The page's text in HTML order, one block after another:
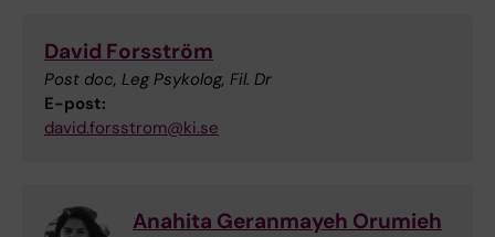
David Forsström
Post doc, Leg Psykolog, Fil. Dr
E-post:
david.forsstrom@ki.se
Anahita Geranmayeh Orumieh